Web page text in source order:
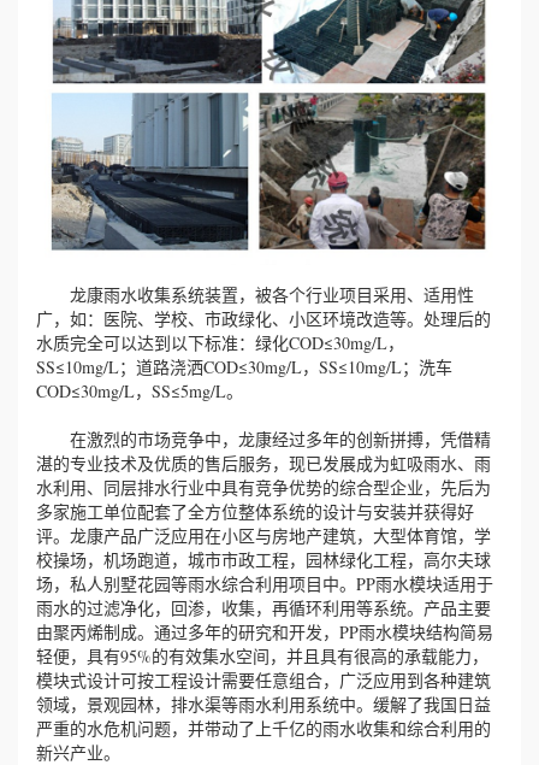
龙康雨水收集系统装置，被各个行业项目采用、适用性
广，如：医院、学校、市政绿化、小区环境改造等。处理后的
水质完全可以达到以下标准：绿化COD≤30mg/L，
SS≤10mg/L；道路浇洒COD≤30mg/L，SS≤10mg/L；洗车
COD≤30mg/L，SS≤5mg/L。
在激烈的市场竞争中，龙康经过多年的创新拼搏，凭借精
湛的专业技术及优质的售后服务，现已发展成为虹吸雨水、雨
水利用、同层排水行业中具有竞争优势的综合型企业，先后为
多家施工单位配套了全方位整体系统的设计与安装并获得好
评。龙康产品广泛应用在小区与房地产建筑，大型体育馆，学
校操场，机场跑道，城市市政工程，园林绿化工程，高尔夫球
场，私人别墅花园等雨水综合利用项目中。PP雨水模块适用于
雨水的过滤净化，回渗，收集，再循环利用等系统。产品主要
由聚丙烯制成。通过多年的研究和开发，PP雨水模块结构简易
轻便，具有95%的有效集水空间，并且具有很高的承载能力，
模块式设计可按工程设计需要任意组合，广泛应用到各种建筑
领域，景观园林，排水渠等雨水利用系统中。缓解了我国日益
严重的水危机问题，并带动了上千亿的雨水收集和综合利用的
新兴产业。